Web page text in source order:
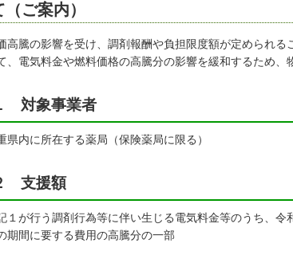
（ご案内）
高騰の影響を受け、調剤報酬や負担限度額が定められる
、電気料金や燃料価格の高騰分の影響を緩和するため、
対象事業者
内に所在する薬局（保険薬局に限る）
支援額
１が行う調剤行為等に伴い生じる電気料金等のうち、
期間に要する費用の高騰分の一部